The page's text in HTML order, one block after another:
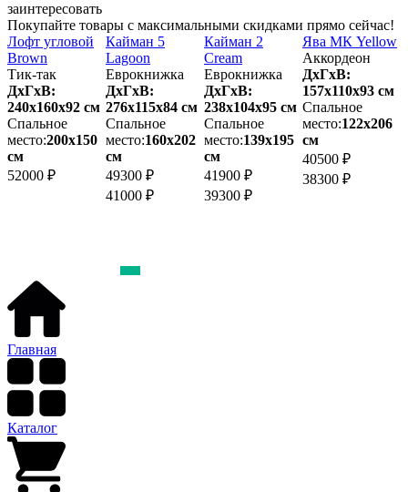
заинтересовать
Покупайте товары с максимальными скидками прямо сейчас!
Лофт угловой
Brown
Тик-так
ДхГхВ:
240х160x92 см
Спальное
место:200х150
см
52000 ₽
Кайман 5
Lagoon
Еврокнижка
ДхГхВ:
276х115x84 см
Спальное
место:160х202
см
49300 ₽
41000 ₽
Кайман 2
Cream
Еврокнижка
ДхГхВ:
238х104x95 см
Спальное
место:139х195
см
41900 ₽
39300 ₽
Ява МК Yellow
Аккордеон
ДхГхВ:
157х110x93 см
Спальное
место:122х206
см
40500 ₽
38300 ₽
Главная
Каталог